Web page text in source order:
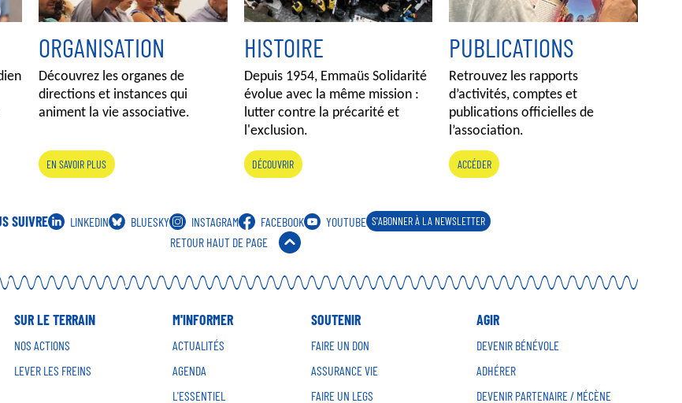
ORGANISATION
Découvrez les organes de
directions et instances qui
animent la vie associative.
EN SAVOIR PLUS
HISTOIRE
Depuis 1954, Emmaüs Solidarité
évolue avec la même mission :
lutter contre la précarité et
l'exclusion.
DÉCOUVRIR
PUBLICATIONS
Retrouvez les rapports
d’activités, comptes et
publications officielles de
l’association.
ACCÉDER
SUIVRE LINKEDIN BLUESKY INSTAGRAM FACEBOOK YOUTUBE S'ABONNER À LA NEWSLETTER
RETOUR HAUT DE PAGE
SUR LE TERRAIN
NOS ACTIONS
LEVER LES FREINS
M'INFORMER
ACTUALITÉS
AGENDA
L'ESSENTIEL
SOUTENIR
FAIRE UN DON
ASSURANCE VIE
FAIRE UN LEGS
AGIR
DEVENIR BÉNÉVOLE
ADHÉRER
DEVENIR PARTENAIRE / MÉCÈNE